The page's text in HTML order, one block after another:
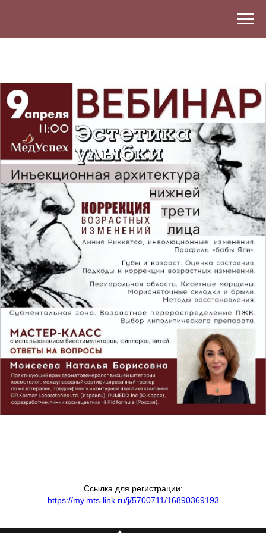
Ссылка для регистрации:
https://my.mts-link.ru/j/5700711/16890369193